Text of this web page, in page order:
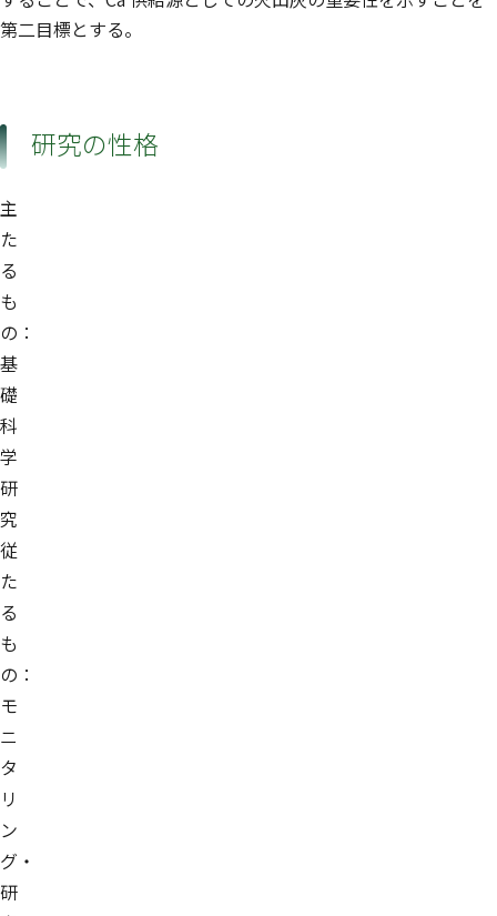
第二目標とする。
研究の性格
主
た
る
も
の：
基
礎
科
学
研
究
従
た
る
も
の：
モ
ニ
タ
リ
ン
グ・
研